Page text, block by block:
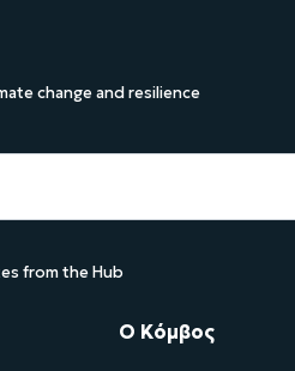
change and resilience
from the Hub
Ο Κόμβος